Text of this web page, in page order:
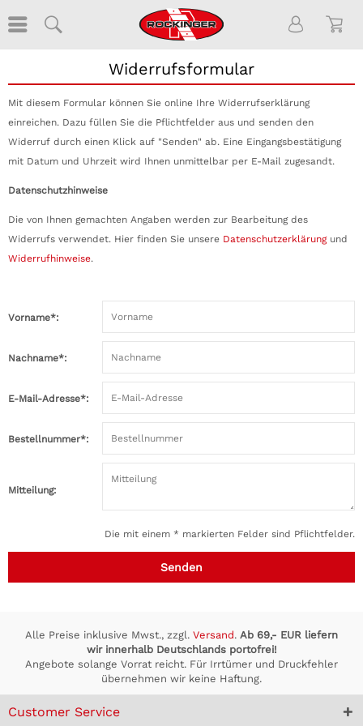
Widerrufsformular
Mit diesem Formular können Sie online Ihre Widerrufserklärung
einreichen. Dazu füllen Sie die Pflichtfelder aus und senden den
Widerruf durch einen Klick auf "Senden" ab. Eine Eingangsbestätigung
mit Datum und Uhrzeit wird Ihnen unmittelbar per E-Mail zugesandt.
Datenschutzhinweise
Die von Ihnen gemachten Angaben werden zur Bearbeitung des
Widerrufs verwendet. Hier finden Sie unsere Datenschutzerklärungund
Widerrufhinweise.
Vorname*:
Nachname*:
E-Mail-Adresse*:
Bestellnummer*:
Mitteilung:
Die mit einem * markierten Felder sind Pflichtfelder.
Senden
Alle Preise inklusive Mwst., zzgl. Versand. Ab 69,- EUR liefern
wir innerhalb Deutschlands portofrei!
Angebote solange Vorrat reicht. Für Irrtümer und Druckfehler
übernehmen wir keine Haftung.
Customer Service